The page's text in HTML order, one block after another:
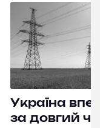
Україна
за довгий